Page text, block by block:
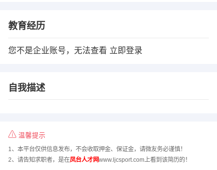
教育经历
您不是企业账号，无法查看 立即登录
自我描述
温馨提示
1、本平台仅供信息发布，不会收取押金、保证金，请微友务必谨慎！
2、请告知求职者，是在凤台人才网www.ljcsport.com上看到该简历的！